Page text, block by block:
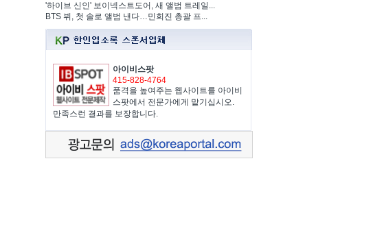
'하이브 신인' 보이넥스트도어, 새 앨범 트레일...
BTS 뷔, 첫 솔로 앨범 낸다…민희진 총괄 프...
아이비스팟
415-828-4764
품격을 높여주는 웹사이트를 아이비
스팟에서 전문가에게 맡기십시오.
만족스런 결과를 보장합니다.